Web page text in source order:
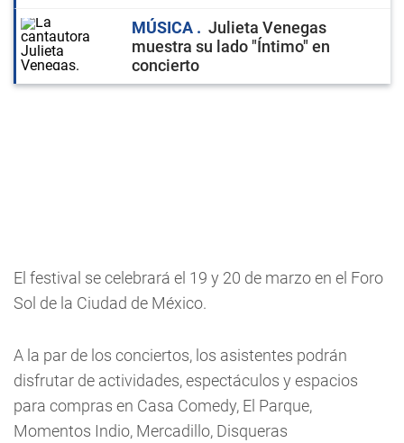
MÚSICA
Julieta Venegas
muestra su lado "Íntimo" en
concierto
El festival se celebrará el 19 y 20 de marzo en el Foro
Sol de la Ciudad de México.
A la par de los conciertos, los asistentes podrán
disfrutar de actividades, espectáculos y espacios
para compras en Casa Comedy, El Parque,
Momentos Indio, Mercadillo, Disqueras